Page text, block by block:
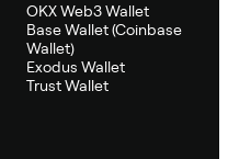
OKX Web3 Wallet
Base Wallet (Coinbase
Wallet)
Exodus Wallet
Trust Wallet